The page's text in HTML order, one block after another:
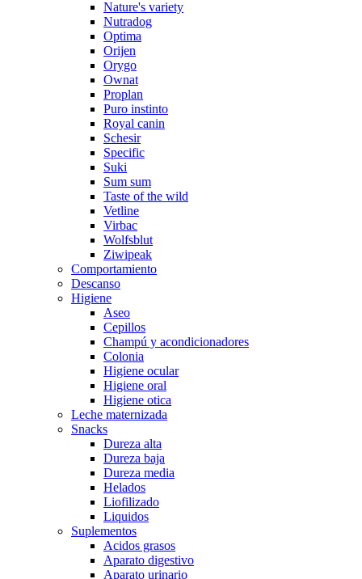
Nature's variety
Nutradog
Optima
Orijen
Orygo
Ownat
Proplan
Puro instinto
Royal canin
Schesir
Specific
Suki
Sum sum
Taste of the wild
Vetline
Virbac
Wolfsblut
Ziwipeak
Comportamiento
Descanso
Higiene
Aseo
Cepillos
Champú y acondicionadores
Colonia
Higiene ocular
Higiene oral
Higiene otica
Leche maternizada
Snacks
Dureza alta
Dureza baja
Dureza media
Helados
Liofilizado
Liquidos
Suplementos
Acidos grasos
Aparato digestivo
Aparato urinario